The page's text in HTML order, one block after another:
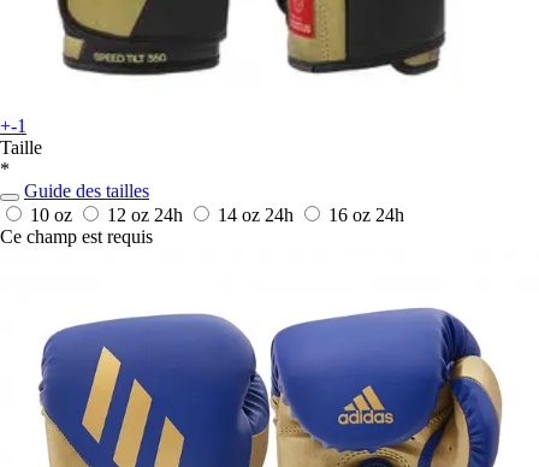
+-1
Taille
*
Guide des tailles
10 oz
12 oz 24h 14 oz 24h 16 oz 24h
Ce champ est requis